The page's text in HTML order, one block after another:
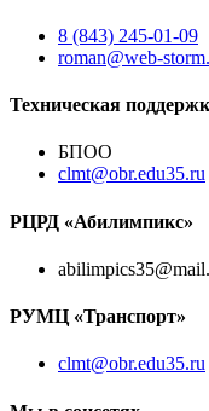
8 (843) 245-01-09
roman@web-
Техническая
БПОО
clmt@obr.edu35.ru
РЦРД «Абилимпикс»
РУМЦ «Транспорт»
clmt@obr.edu35.ru